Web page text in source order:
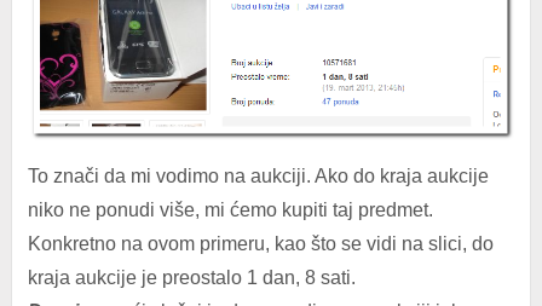
To znači da mi vodimo na aukciji. Ako do kraja aukcije
niko ne ponudi više, mi ćemo kupiti taj predmet.
Konkretno na ovom primeru, kao što se vidi na slici, do
kraja aukcije je preostalo 1 dan, 8 sati.